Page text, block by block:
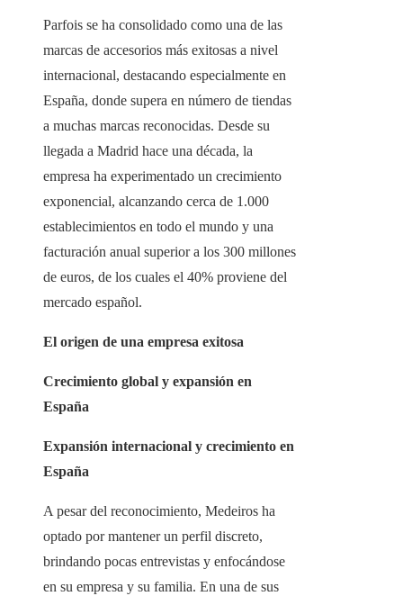
Parfois se ha consolidado como una de las
marcas de accesorios más exitosas a nivel
internacional, destacando especialmente en
España, donde supera en número de tiendas
a muchas marcas reconocidas. Desde su
llegada a Madrid hace una década, la
empresa ha experimentado un crecimiento
exponencial, alcanzando cerca de 1.000
establecimientos en todo el mundo y una
facturación anual superior a los 300 millones
de euros, de los cuales el 40% proviene del
mercado español.
El origen de una empresa exitosa
Crecimiento global y expansión en
España
Expansión internacional y crecimiento en
España
A pesar del reconocimiento, Medeiros ha
optado por mantener un perfil discreto,
brindando pocas entrevistas y enfocándose
en su empresa y su familia. En una de sus